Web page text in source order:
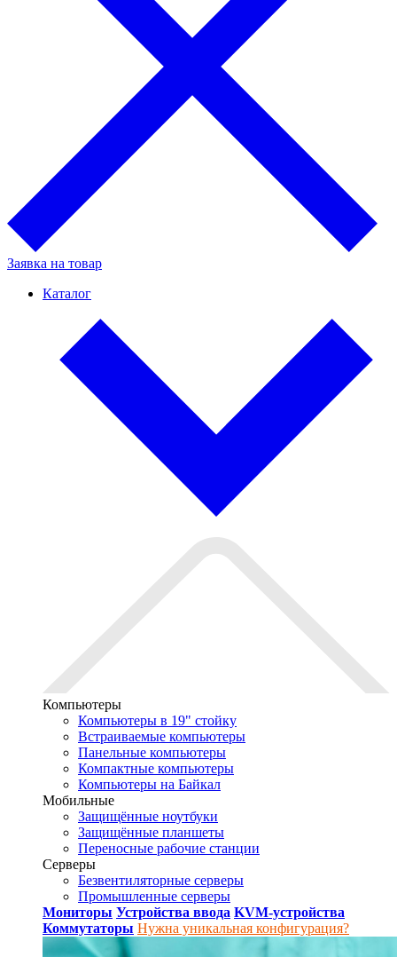
Заявка на товар
Каталог
Компьютеры
Компьютеры в 19" стойкy
Встраиваемые компьютеры
Панельные компьютеры
Компактные компьютеры
Компьютеры на Байкал
Мобильные
Защищённые ноутбуки
Защищённые планшеты
Переносные рабочие станции
Серверы
Безвентиляторные серверы
Промышленные серверы
Мониторы Устройства ввода KVM-устройства
Коммутаторы Нужна уникальная конфигурация?